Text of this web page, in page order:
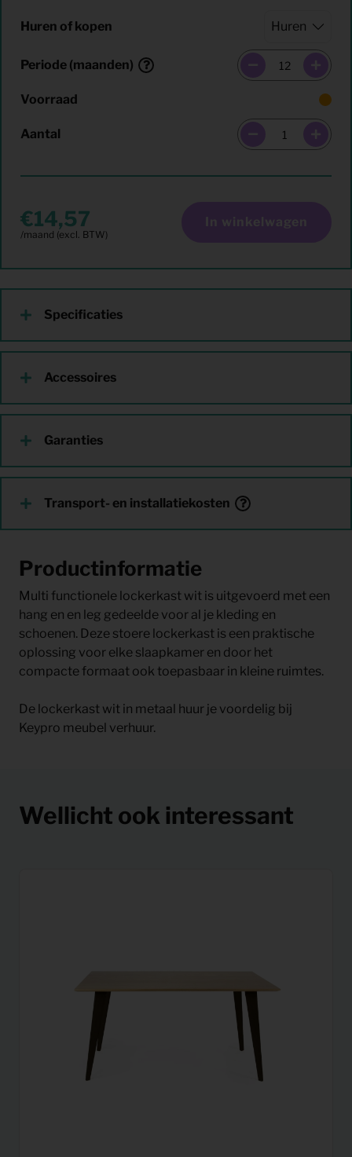
Huren of kopen
Periode (maanden)
Voorraad
Aantal
14,57 In winkelwagen
Specificaties
Accessoires
Garanties
Transport- en installatiekosten
Productinformatie
Multi functionele lockerkast wit is uitgevoerd met een
hang en en leg gedeelde voor al je kleding en
schoenen. Deze stoere lockerkast is een praktische
oplossing voor elke slaapkamer en door het
compacte formaat ook toepasbaar in kleine ruimtes.
De lockerkast wit in metaal huur je voordelig bij
Keypro meubel verhuur.
Wellicht ook interessant